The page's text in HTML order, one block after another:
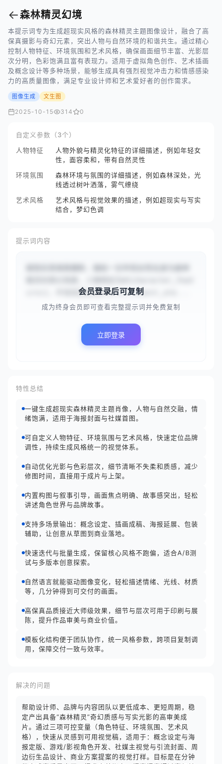
←森林精灵幻境
本提示词专为生成超现实风格的森林精灵主题图像设计，融合了高
保真摄影与奇幻元素，突出人物与自然环境的和谐共生。通过精心
控制人物特征、环境氛围和艺术风格，确保画面细节丰富、光影层
次分明，色彩饱满且富有表现力。适用于虚拟角色创作、艺术插画
及概念设计等多种场景，能够生成具有强烈视觉冲击力和情感感染
力的高质量图像，满足专业设计师和艺术爱好者的创作需求。
图像生成 文生图
2025-10-15 314 0
自定义参数（3个）
人物特征
人物外貌与精灵化特征的详细描述，例如年轻女
性，面容柔和，带有自然灵性
环境氛围
森林环境与氛围的详细描述，例如森林深处，光
线透过树叶洒落，雾气缭绕
艺术风格
艺术风格与视觉效果的描述，例如超现实与写实
结合，梦幻色调
提示词内容
ures}，环境氛围呈现#{environment_atm...
会员登录后可复制
成为终身会员即可查看完整提示词并免费复制
立即登录
特性总结
一键生成超现实森林精灵主题肖像，人物与自然交融，情
绪饱满，适用于海报封面与社媒首图。
可自定义人物特征、环境氛围与艺术风格，快速定位品牌
调性，持续生成风格统一的视觉体系。
自动优化光影与色彩层次，细节清晰不失柔和质感，减少
修图时间，直接用于成片与上架。
内置构图与叙事引导，画面焦点明确、故事感突出，轻松
讲述角色世界与品牌故事。
支持多场景输出：概念设定、插画成稿、海报延展、包装
辅助，让创意从草图到商业落地。
快速迭代与批量生成，保留核心风格不跑偏，适合A/B测
试与多版本创意探索。
自然语言就能驱动图像变化，轻松描述情绪、光线、材质
等，几分钟得到可交付的画面。
高保真品质接近大师级效果，细节与层次可用于印刷与展
陈，提升作品审美与商业价值。
模板化结构便于团队协作，统一风格参数，跨项目复制调
用，保障交付一致与效率。
解决的问题
帮助设计师、品牌与内容团队以更低成本、更短周期，稳
定产出具备“森林精灵”奇幻质感与写实光影的高审美成
片。通过三项可控变量（角色特征、环境氛围、艺术风
格），快速从灵感到可用视觉稿，适用于：概念设定与海
报定版、游戏/影视角色开发、社媒主视觉与引流封面、周
边衍生品设计、商业方案提案的视觉打样。目标是在分钟